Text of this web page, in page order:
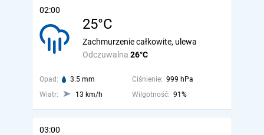
02:00
25°C
Odczuwalna 26°C
Zachmurzenie całkowite, ulewa
Opad: 3.5 mm Ciśnienie: 999 hPa
Wiatr:
13 km/h Wilgotność: 91%
03:00